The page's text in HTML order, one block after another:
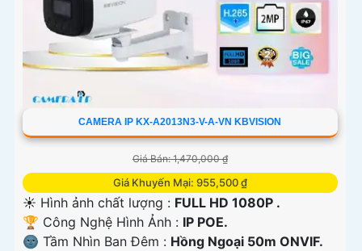
CAMERA IP KX-A2013N3-V-A-VN KBVISION
Giá Bán: 1,470,000 ₫
Giá Khuyến Mại: 955,500 ₫
☀️ Hình ảnh chất lượng : FULL HD 1080P .
🏆 Công Nghệ Hình Ảnh : IP POE.
🌚 Tầm Nhìn Ban Đêm : Hồng Ngoại 50m ONVIF.